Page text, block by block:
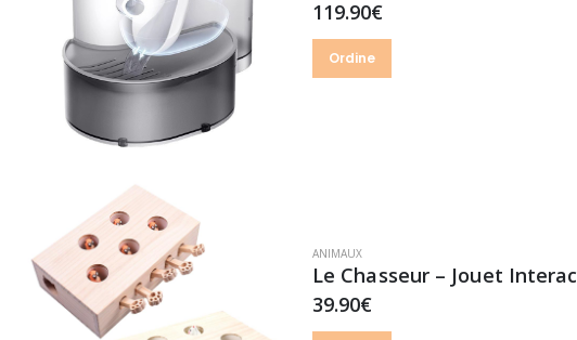
119.90€
Ordine
ANIMAUX
Le Chasseur – Jouet
39.90€